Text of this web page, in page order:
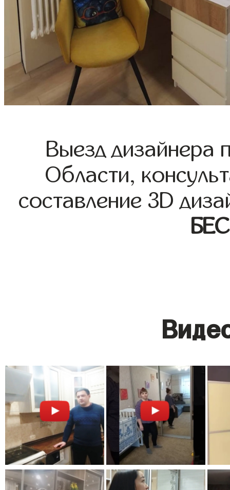
Выезд дизайнера
Области,
составление 3D